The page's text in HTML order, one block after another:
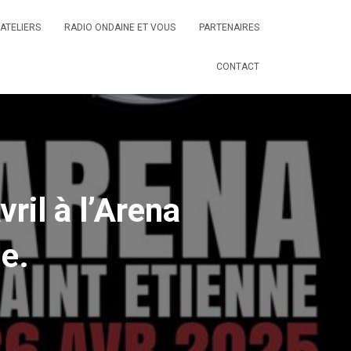
ATELIERS RADIO ONDAINE ET VOUS PARTENAIRES
CONTACT
à l’Arena